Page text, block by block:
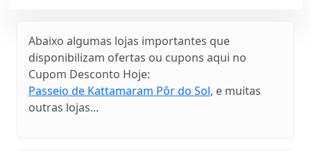
Abaixo algumas lojas importantes que
disponibilizam ofertas ou cupons aqui no
Cupom Desconto Hoje:
Passeio de Kattamaram Pôr do Sol, e muitas
outras lojas...